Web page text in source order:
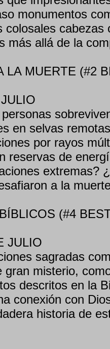
monumentos
colosales cabezas
más allá de la
LA MUERTE (#2
en selvas
por rayos
reservas de
extremas?
a la
(#4
JULIO
sagradas
gran misterio,
descritos en la
conexión con
historia de